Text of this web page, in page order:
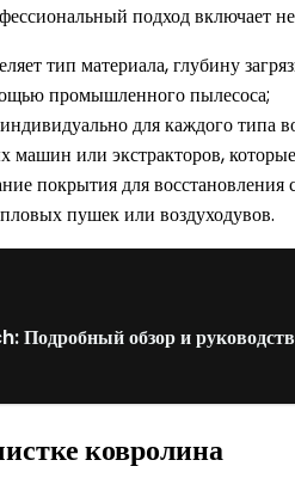
подход включает
тип материала, глубину
промышленного пылесоса;
для каждого типа
машин или экстракторов,
покрытия для восстановления
пушек или воздуходувов.
обзор и
ковролина